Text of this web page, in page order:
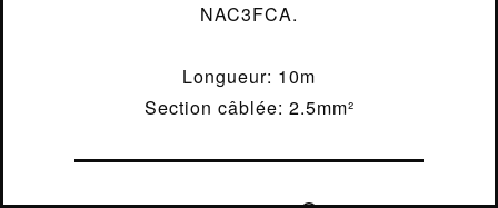
MENTIONS LÉGALES
MADE BYIT-ERA
NAC3FCA.
Longueur: 10m
Section câblée: 2.5mm²